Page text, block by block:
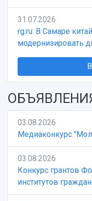
Умный дом
Международный
Сведения об
31.07.2026
rg.ru: В Самаре
модернизировать
03.08.2026
Медиаконкурс
03.08.2026
Конкурс грантов
институтов